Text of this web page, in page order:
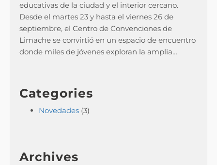
educativas de la ciudad y el interior cercano.
Desde el martes 23 y hasta el viernes 26 de
septiembre, el Centro de Convenciones de
Limache se convirtió en un espacio de encuentro
donde miles de jóvenes exploran la amplia…
Categories
Novedades (3)
Archives